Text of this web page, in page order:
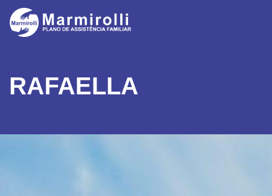
RAFAELLA